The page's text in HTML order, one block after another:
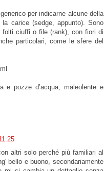
per indicarne alcune della
carice (sedge, appunto). Sono
folti ciuffi o file (rank), con fiori di
particolari, come le sfere del
e pozze d’acqua; maleolente e
altri solo perché più familiari al
bello e buono, secondariamente